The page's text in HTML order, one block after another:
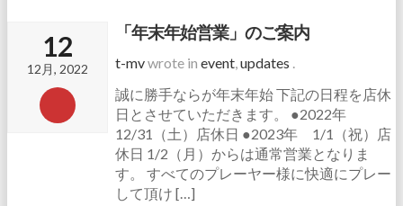
12
12月, 2022
「年末年始営業」のご案内
t-mvwrote in event,updates .
誠に勝手ならが年末年始 下記の日程を店休
日とさせていただきます。 ●2022年
12/31（土）店休日 ●2023年 1/1（祝）店
休日 1/2（月）からは通常営業となりま
す。 すべてのプレーヤー様に快適にプレー
して頂け […]